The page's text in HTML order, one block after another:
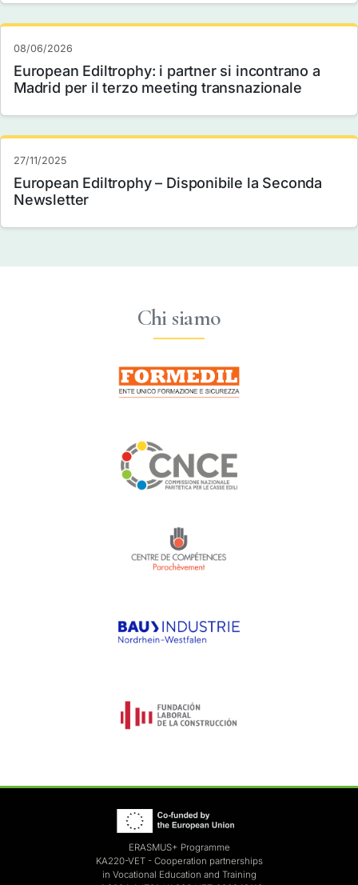
08/06/2026
European Ediltrophy: i partner si incontrano a
Madrid per il terzo meeting transnazionale
27/11/2025
European Ediltrophy – Disponibile la Seconda
Newsletter
Chi siamo
ERASMUS+ Programme
KA220-VET - Cooperation partnerships
in Vocational Education and Training